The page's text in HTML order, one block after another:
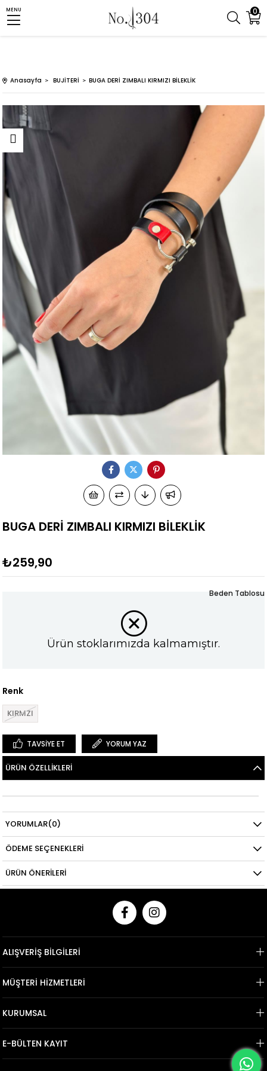
0
MENU
Anasayfa BUJİTERİ BUGA DERİ ZIMBALI KIRMIZI BİLEKLİK
BUGA DERİ ZIMBALI KIRMIZI BİLEKLİK
₺259,90
Ürün stoklarımızda kalmamıştır.
Renk
KIRMZI
Beden Tablosu
TAVSIYE ET YORUM YAZ
ÜRÜN ÖZELLIKLERI
YORUMLAR(0)
ÖDEME SEÇENEKLERI
ÜRÜN ÖNERILERI
ALIŞVERİŞ BİLGİLERİ
MÜŞTERİ HİZMETLERİ
KURUMSAL
E-BÜLTEN KAYIT